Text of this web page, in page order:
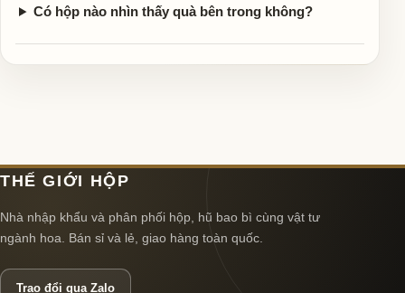
Có hộp nào nhìn thấy quà bên trong không?
THẾ GIỚI HỘP
Nhà nhập khẩu và phân phối hộp, hũ bao bì cùng vật tư
ngành hoa. Bán sỉ và lẻ, giao hàng toàn quốc.
Trao đổi qua Zalo